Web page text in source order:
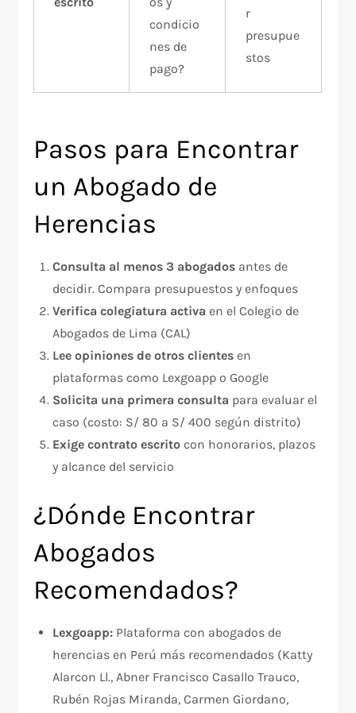
condicio
nes de
pago?
r
presupue
stos
Pasos para Encontrar
un Abogado de
Herencias
Consulta al menos 3 abogados antes de
decidir. Compara presupuestos y enfoques
Verifica colegiatura activa en el Colegio de
Abogados de Lima (CAL)
Lee opiniones de otros clientes en
plataformas como Lexgoapp o Google
Solicita una primera consulta para evaluar el
caso (costo: S/ 80 a S/ 400 según distrito)
Exige contrato escrito con honorarios, plazos
y alcance del servicio
¿Dónde Encontrar
Abogados
Recomendados?
Lexgoapp: Plataforma con abogados de
herencias en Perú más recomendados (Katty
Alarcon Ll., Abner Francisco Casallo Trauco,
Rubén Rojas Miranda, Carmen Giordano,